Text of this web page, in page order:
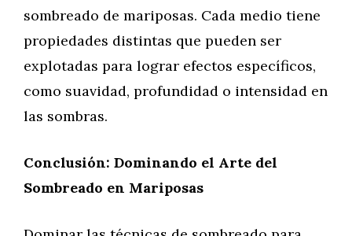
sombreado de mariposas. Cada medio tiene
propiedades distintas que pueden ser
explotadas para lograr efectos específicos,
como suavidad, profundidad o intensidad en
las sombras.
Conclusión: Dominando el Arte del
Sombreado en Mariposas